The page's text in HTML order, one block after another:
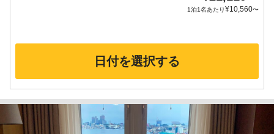
1泊1名あたり¥10,560〜
日付を選択する